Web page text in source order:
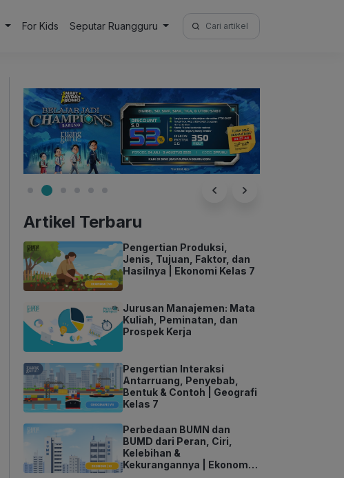
For Kids Seputar Ruangguru
Search
for:
Artikel Terbaru
Pengertian Produksi,
Jenis, Tujuan, Faktor, dan
Hasilnya | Ekonomi Kelas 7
Jurusan Manajemen: Mata
Kuliah, Peminatan, dan
Prospek Kerja
Pengertian Interaksi
Antarruang, Penyebab,
Bentuk & Contoh | Geografi
Kelas 7
Perbedaan BUMN dan
BUMD dari Peran, Ciri,
Kelebihan &
Kekurangannya | Ekonomi